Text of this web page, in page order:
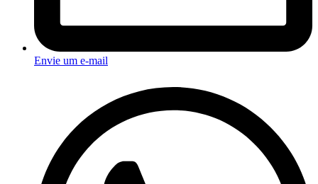
Envie um e-mail